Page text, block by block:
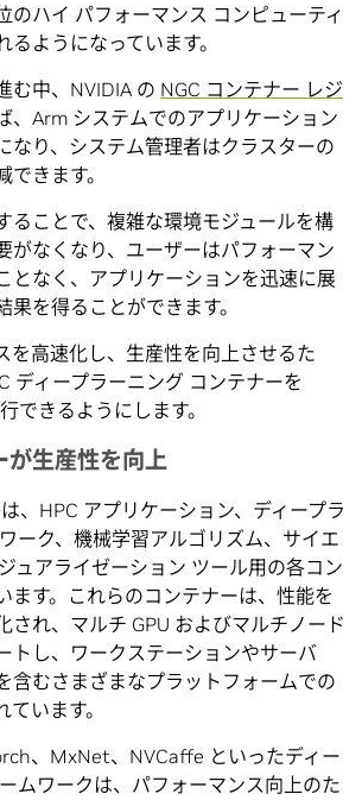
のハイ パフォーマンス コンピューティ
ようになっています。
む中、NVIDIA の NGC コンテナー レジ
、Arm システムでのアプリケーション
なり、システム管理者はクラスターの
きます。
ることで、複雑な環境モジュールを構
がなくなり、ユーザーはパフォーマン
となく、アプリケーションを迅速に展
果を得ることができます。
を高速化し、生産性を向上させるた
ディープラーニング コンテナーを
できるようにします。
が生産性を向上
、HPC アプリケーション、ディープラ
ーク、機械学習アルゴリズム、サイエ
ュアライゼーション ツール用の各コン
ます。これらのコンテナーは、性能を
され、マルチ GPU およびマルチノード
トし、ワークステーションやサーバ
含むさまざまなプラットフォームでの
います。
、MxNet、NVCaffe といったディー
ムワークは、パフォーマンス向上のた